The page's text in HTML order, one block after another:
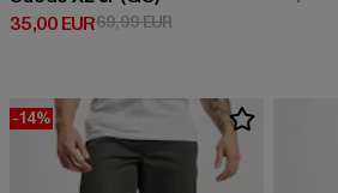
35,00 EUR
Derzeitiger Preis: 35,00 EUR
69,99 EURAktionspreis: 69,99 EUR
-14%